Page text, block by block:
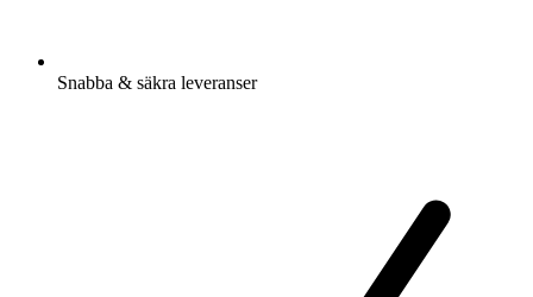
Snabba & säkra leveranser